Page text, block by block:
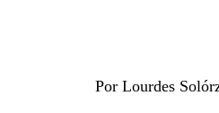
Por Lourdes